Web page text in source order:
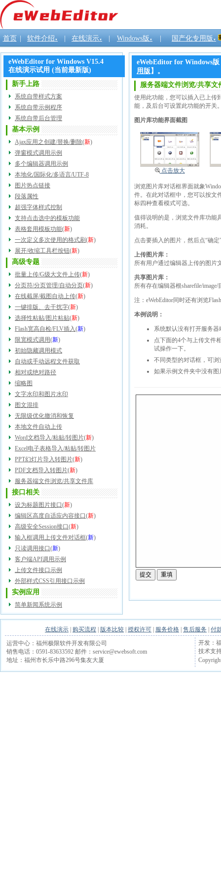
首页 软件介绍 ▼ 在线演示▼ Windows版 ▼ 国产化专用版 ▼
eWebEditor for Windows V15.4
在线演示试用 (当前最新版)
新手上路
系统自带样式方案
系统自带示例程序
系统自带后台管理
基本示例
Ajax应用之创建/替换/删除(新)
弹窗模式调用示例
多个编辑器调用示例
本地化/国际化/多语言/UTF-8
图片热点链接
段落属性
超强字体样式控制
支持点击选中的模板功能
表格套用模板功能(新)
一次定义多次使用的格式刷(新)
展开/收缩工具栏按钮(新)
高级专题
批量上传/G级大文件上传(新)
分页符/分页管理/自动分页(新)
在线截屏/截图自动上传(新)
一键排版、去干扰字(新)
选择性粘贴/图片粘贴(新)
Flash宽高自检/FLV插入(新)
限宽模式调用(新)
初始隐藏调用模式
自动或手动远程文件获取
相对或绝对路径
缩略图
文字水印和图片水印
图文混排
无限级优化撤消和恢复
本地文件自动上传
Word文档导入/粘贴/转图片(新)
Excel电子表格导入/粘贴/转图片
PPT幻灯片导入转图片(新)
PDF文档导入转图片(新)
服务器端文件浏览/共享文件库
接口相关
设为标题图片接口(新)
编辑区高度自适应内容接口(新)
高级安全Session接口(新)
输入框调用上传文件对话框(新)
只读调用接口(新)
客户端API调用示例
上传文件接口示例
外部样式CSS引用接口示例
实例应用
简单新闻系统示例
eWebEditor for Windows
用版 】。
服务器端文件浏览/共享文
使用此功能，您可以插入已上传
能，及后台可设置此功能的开关
图片库功能界面截图
点击放大
浏览图片库对话框界面就象
件。在此对话框中，您可以按文
标四种查看模式可选。
值得说明的是，浏览文件库功能
消耗。
点击要插入的图片，然后点“确
上传图片库：
所有用户通过编辑器上传的图片
共享图片库：
所有存在编辑器根sharefile/
注：eWebEditor同时还有浏览
本例说明：
系统默认没有打开服务
点下面的4个与上传文件
试操作一下。
不同类型的对话框，可
如果示例文件夹中没有
在线演示 购买流程 版本比较 授权许可 服务价格 售后服务
付
运营中心：福州极限软件开发有限公司
销售电话：0591-83633592 邮件：service@ewebsoft.com
地址：福州市长乐中路296号集友大厦
开发：
技术支